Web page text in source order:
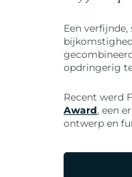
Een
opdringerig
Recent werd
Award, een
ontwerp en